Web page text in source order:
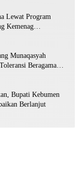
Lewat Program
Kemenag
Munaqasyah
Beragama
Bupati Kebumen
Berlanjut